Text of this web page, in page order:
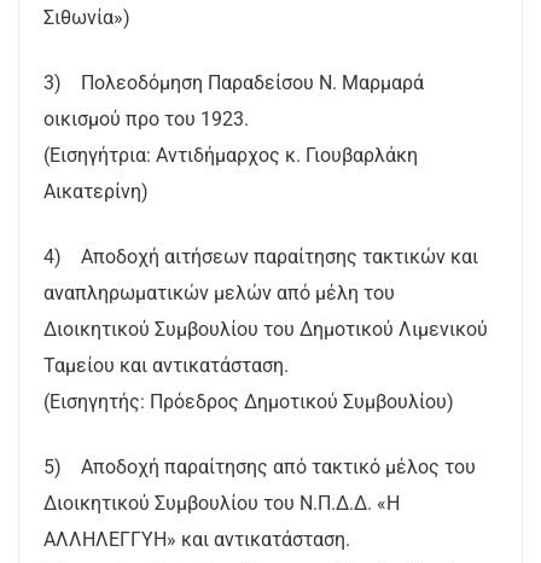
Σιθωνία»)
3) Πολεοδόμηση Παραδείσου Ν. Μαρμαρά
οικισμού προ του 1923.
(Εισηγήτρια: Αντιδήμαρχος κ. Γιουβαρλάκη
Αικατερίνη)
4) Αποδοχή αιτήσεων παραίτησης τακτικών και
αναπληρωματικών μελών από μέλη του
Διοικητικού Συμβουλίου του Δημοτικού Λιμενικού
Ταμείου και αντικατάσταση.
(Εισηγητής: Πρόεδρος Δημοτικού Συμβουλίου)
5) Αποδοχή παραίτησης από τακτικό μέλος του
Διοικητικού Συμβουλίου του Ν.Π.Δ.Δ. «Η
ΑΛΛΗΛΕΓΓΥΗ» και αντικατάσταση.